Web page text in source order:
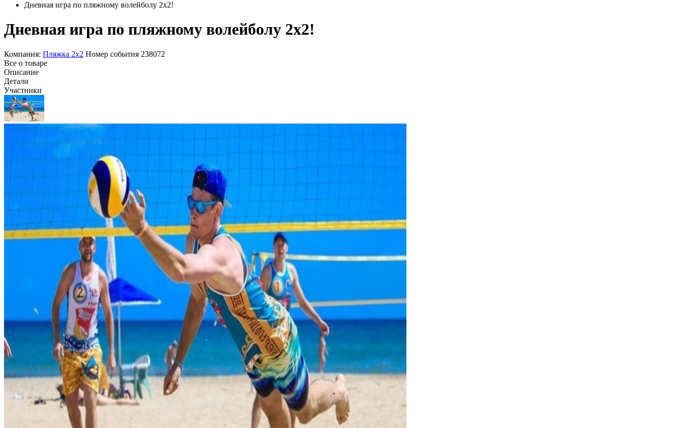
Дневная игра по пляжному волейболу 2x2!
Дневная игра по пляжному волейболу 2x2!
Компания: Пляжка 2х2 Номер события 238072
Все о товаре
Описание
Детали
Участники